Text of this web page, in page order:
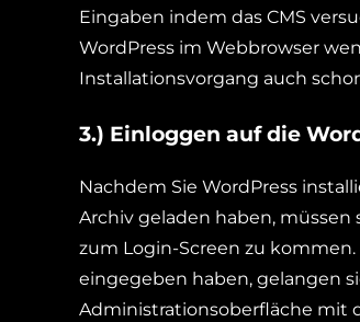
Eingaben indem das CMS
WordPress im Webbrowser
Installationsvorgang auch
3.) Einloggen auf die
Nachdem Sie WordPress
Archiv geladen haben,
zum Login-Screen zu
eingegeben haben, gelangen
Administrationsoberfläche mit